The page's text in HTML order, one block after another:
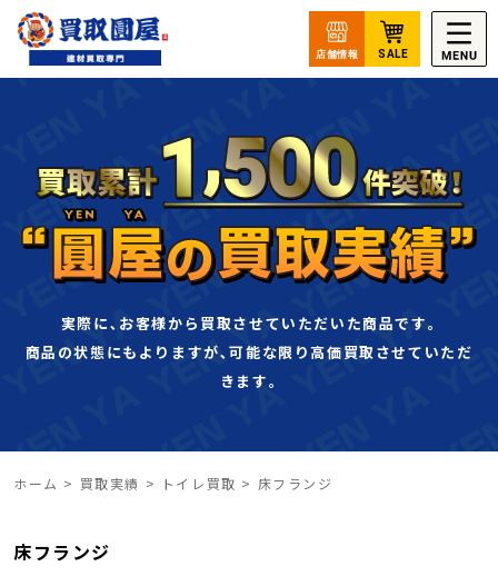
実際に､お客様から買取させていただいた商品です｡
商品の状態にもよりますが､可能な限り高価買取させていただ
きます｡
ホーム > 買取実績 > トイレ買取 > 床フランジ
床フランジ